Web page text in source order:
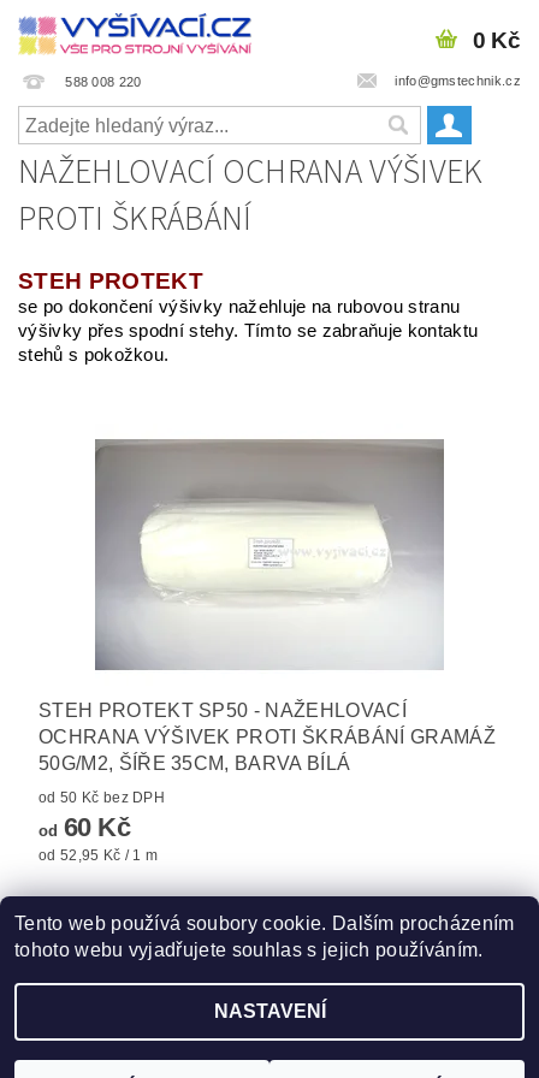
588 008 220 info@gmstechnik.cz
0 Kč
NAŽEHLOVACÍ OCHRANA VÝŠIVEK
PROTI ŠKRÁBÁNÍ
STEH PROTEKT
se po dokončení výšivky nažehluje na rubovou stranu
výšivky přes spodní stehy. Tímto se zabraňuje kontaktu
stehů s pokožkou.
STEH PROTEKT SP50 - NAŽEHLOVACÍ
OCHRANA VÝŠIVEK PROTI ŠKRÁBÁNÍ GRAMÁŽ
50G/M2, ŠÍŘE 35CM, BARVA BÍLÁ
od 50 Kč bez DPH
od 60 Kč
od 52,95 Kč / 1 m
Zboží.cz | Heureka.cz | Hot-fix.cz | Crystalstyle.cz
2026 ©Vysivaci.cz, všechna práva vyhrazena
Tento web používá soubory cookie. Dalším procházením
tohoto webu vyjadřujete souhlas s jejich používáním.
NASTAVENÍ